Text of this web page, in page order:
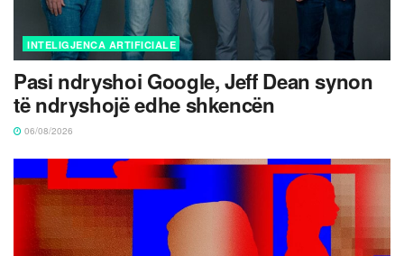
INTELIGJENCA ARTIFICIALE
Pasi ndryshoi Google, Jeff Dean synon
të ndryshojë edhe shkencën
06/08/2026